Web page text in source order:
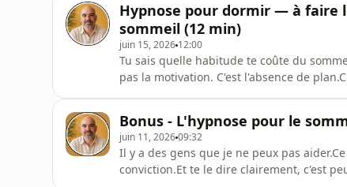
que tu ne veux
Hypnose pour dormir — à
sommeil (12 min)
juin 15, 2026 12:00
Tu sais quelle habitude te coûte du
pas la motivation. C'est l'absence de
mal placé
Bonus - L'hypnose pour le
juin 11, 202609:32
Il y a des gens que je ne peux pas
conviction.Et te le dire clairement, c'est